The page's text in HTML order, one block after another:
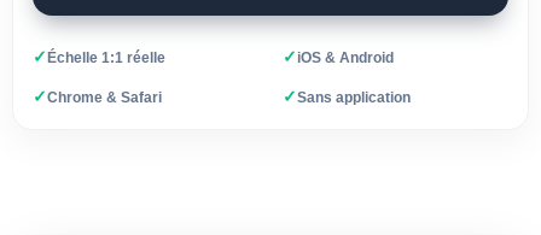
✓Échelle 1:1 réelle ✓iOS & Android
✓Chrome & Safari ✓Sans application